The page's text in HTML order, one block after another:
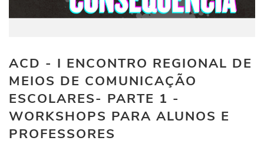
ACD - I ENCONTRO REGIONAL DE
MEIOS DE COMUNICAÇÃO
ESCOLARES- PARTE 1 -
WORKSHOPS PARA ALUNOS E
PROFESSORES